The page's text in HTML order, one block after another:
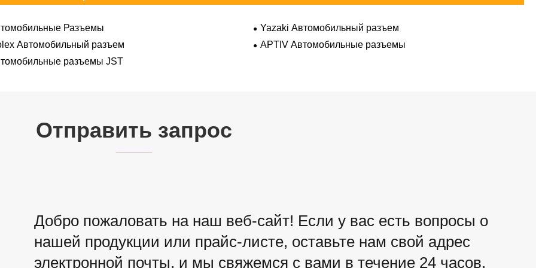
Разъемы
Yazaki Автомобильный разъем
Автомобильный разъем
APTIV Автомобильные разъемы
разъемы JST
Отправить запрос
Добро пожаловать на наш веб-сайт! Если у вас есть вопросы о
нашей продукции или прайс-листе, оставьте нам свой адрес
электронной почты, и мы свяжемся с вами в течение 24 часов.